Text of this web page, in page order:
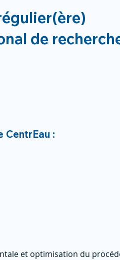
de
CentrEau :
et optimisation du